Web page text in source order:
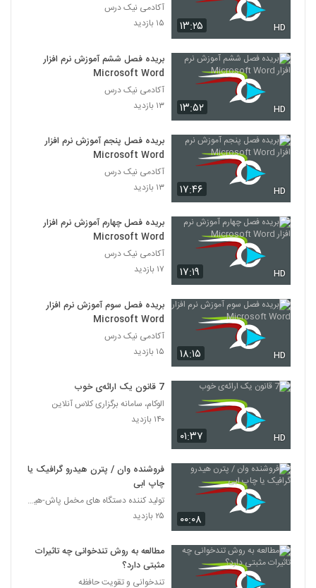
۱۳:۲۵ HD
آکادمی نیک درس
۱۵ بازدید
۱۳:۵۲ HD
بریده فصل ششم آموزش نرم افزار
Microsoft Word
آکادمی نیک درس
۱۳ بازدید
۱۷:۴۶ HD
بریده فصل پنجم آموزش نرم افزار
Microsoft Word
آکادمی نیک درس
۱۳ بازدید
۱۷:۱۹ HD
بریده فصل چهارم آموزش نرم افزار
Microsoft Word
آکادمی نیک درس
۱۷ بازدید
۱۸:۱۵ HD
بریده فصل سوم آموزش نرم افزار
Microsoft Word
آکادمی نیک درس
۱۵ بازدید
۰۱:۳۷ HD
7 قانون یک ارائه‌ی خوب
الوکام، سامانه برگزاری کلاس آنلاین
۱۴۰ بازدید
۰۰:۰۸
فروشنده وان / پترن هیدرو گرافیک یا
چاپ ابی
تولید کننده دستگاه های مخمل پاش-هیدروگرافیک-ابکاری
۲۵ بازدید
مطالعه به روش تندخوانی چه تاثیرات
مثبتی دارد؟
تندخوانی و تقویت حافظه